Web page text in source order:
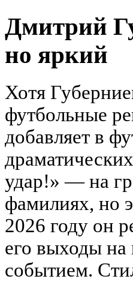
Дмитрий
но яркий
Хотя
футбольные
добавляет в
удар!» — на
фамилиях, но
2026 году он
его выходы на
событием.